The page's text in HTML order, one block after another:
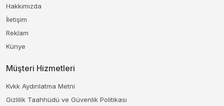
Hakkımızda
İletişim
Reklam
Künye
Müşteri Hizmetleri
Kvkk Aydınlatma Metni
Gizlilik Taahhüdü ve Güvenlik Politikası